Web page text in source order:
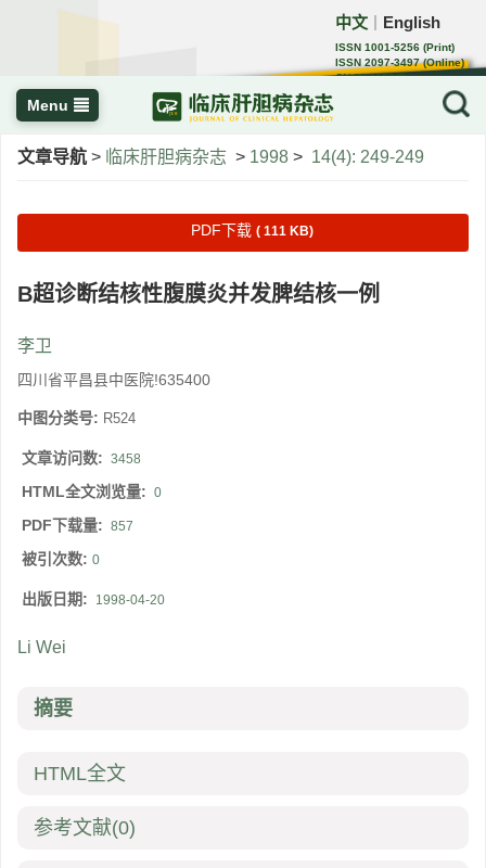
中文 English
ISSN 1001-5256 (Print)
ISSN 2097-3497 (Online)
CN 22-1108/R
Menu
文章导航 > 临床肝胆病杂志 > 1998 > 14(4): 249-249
PDF下载 ( 111 KB)
B超诊断结核性腹膜炎并发脾结核一例
李卫
四川省平昌县中医院!635400
中图分类号: R524
文章访问数: 3458
HTML全文浏览量: 0
PDF下载量: 857
被引次数: 0
出版日期: 1998-04-20
Li Wei
摘要
HTML全文
参考文献(0)